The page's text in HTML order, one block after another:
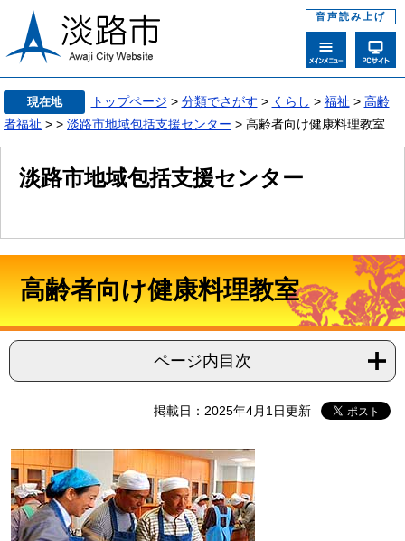
音声読み上げ
現在地 トップページ > 分類でさがす > くらし > 福祉 > 高齢
者福祉 > > 淡路市地域包括支援センター > 高齢者向け健康料理教室
淡路市地域包括支援センター
高齢者向け健康料理教室
ページ内目次
掲載日：2025年4月1日更新